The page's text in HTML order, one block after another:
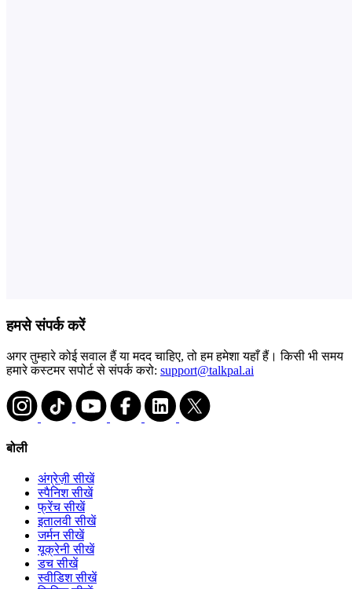
हमसे संपर्क करें
अगर तुम्हारे कोई सवाल हैं या मदद चाहिए, तो हम हमेशा यहाँ हैं। किसी भी समय
हमारे कस्टमर सपोर्ट से संपर्क करो: support@talkpal.ai
बोली
अंग्रेज़ी सीखें
स्पैनिश सीखें
फ्रेंच सीखें
इतालवी सीखें
जर्मन सीखें
यूक्रेनी सीखें
डच सीखें
स्वीडिश सीखें